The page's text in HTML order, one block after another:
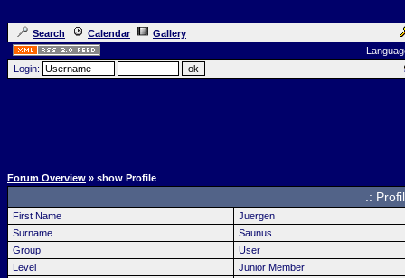
Search Calendar
Gallery
Login:
Forum Overview » show Profile
.:
First Name
Juergen
Surname
Saunus
Group
User
Level
Junior Member